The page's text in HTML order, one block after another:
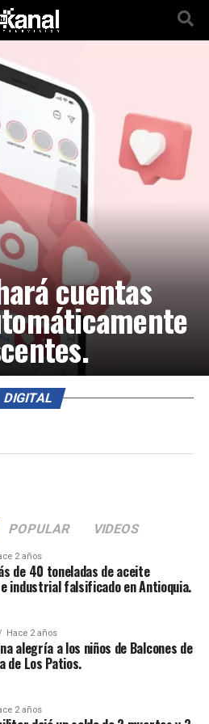
cuentas
DIGITAL
POPULAR VIDEOS
2 años
de 40 toneladas de aceite
industrial falsificado en Antioquia.
Hace 2 años
alegría a los niños de Balcones de
de Los Patios.
2 años